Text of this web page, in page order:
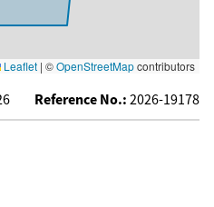
Leaflet | ©OpenStreetMapcontributors
Reference No.: 2026-19178